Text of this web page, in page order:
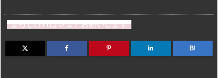
st
o
d
e
s
k
e
a
d
m
bl
r
b
o
ar
n
dr
o
よろしければシェアお願いします
B!